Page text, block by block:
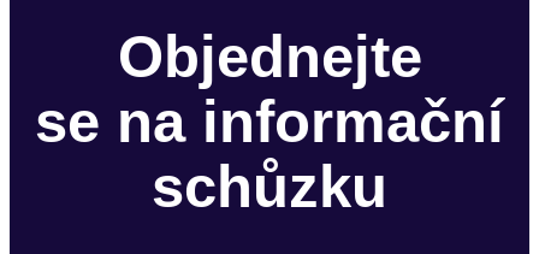
Objednejte
se na informační
schůzku